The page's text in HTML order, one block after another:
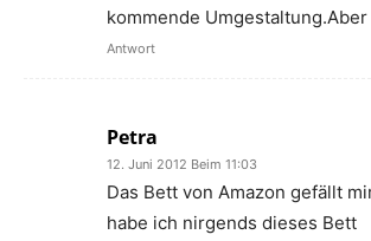
kommende
Antwort
Petra
12. Juni 2012 Beim 11:03
Das Bett von Amazon gefällt
habe ich nirgends dieses Bett